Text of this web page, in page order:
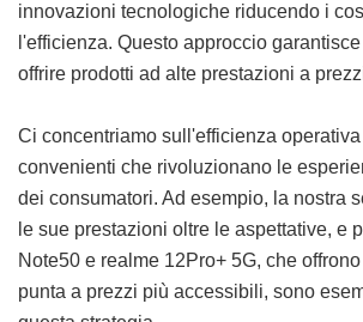
innovazioni tecnologiche riducendo i
l'efficienza. Questo approccio
offrire prodotti ad alte prestazioni a
Ci concentriamo sull'efficienza
convenienti che rivoluzionano le
dei consumatori. Ad esempio, la nostra
le sue prestazioni oltre le aspettative, e
Note50 e realme 12Pro+ 5G, che
punta a prezzi più accessibili, sono